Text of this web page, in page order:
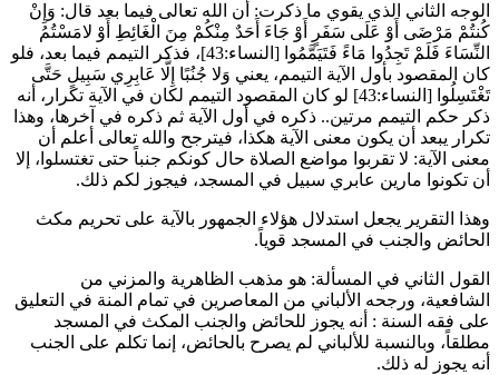
الوجه الثاني الذي يقوي ما ذكرت: أن الله تعالى فيما بعد قال: وَإِنْ
كُنتُمْ مَرْضَى أَوْ عَلَى سَفَرٍ أَوْ جَاءَ أَحَدٌ مِنْكُمْ مِنَ الْغَائِطِ أَوْ لامَسْتُمُ
النِّسَاءَ فَلَمْ تَجِدُوا مَاءً فَتَيَمَّمُوا
[النساء:43]، فذكر التيمم فيما بعد، فلو
كان المقصود بأول الآية التيمم، يعني وَلا جُنُبًا إِلَّا عَابِرِي سَبِيلٍ حَتَّى
تَغْتَسِلُوا
[النساء:43] لو كان المقصود التيمم لكان في الآية تكرار، أنه
ذكر حكم التيمم مرتين.. ذكره في أول الآية ثم ذكره في آخرها، وهذا
تكرار يبعد أن يكون معنى الآية هكذا، فيترجح والله تعالى أعلم أن
معنى الآية: لا تقربوا مواضع الصلاة حال كونكم جنباً حتى تغتسلوا، إلا
أن تكونوا مارين عابري سبيل في المسجد، فيجوز لكم ذلك.
وهذا التقرير يجعل استدلال هؤلاء الجمهور بالآية على تحريم مكث
الحائض والجنب في المسجد قوياً.
القول الثاني في المسألة: هو مذهب الظاهرية و المزني من
الشافعية، ورجحه الألباني من المعاصرين في تمام المنة في التعليق
على فقه السنة : أنه يجوز للحائض والجنب المكث في المسجد
مطلقاً، وبالنسبة للألباني لم يصرح بالحائض، إنما تكلم على الجنب
أنه يجوز له ذلك.